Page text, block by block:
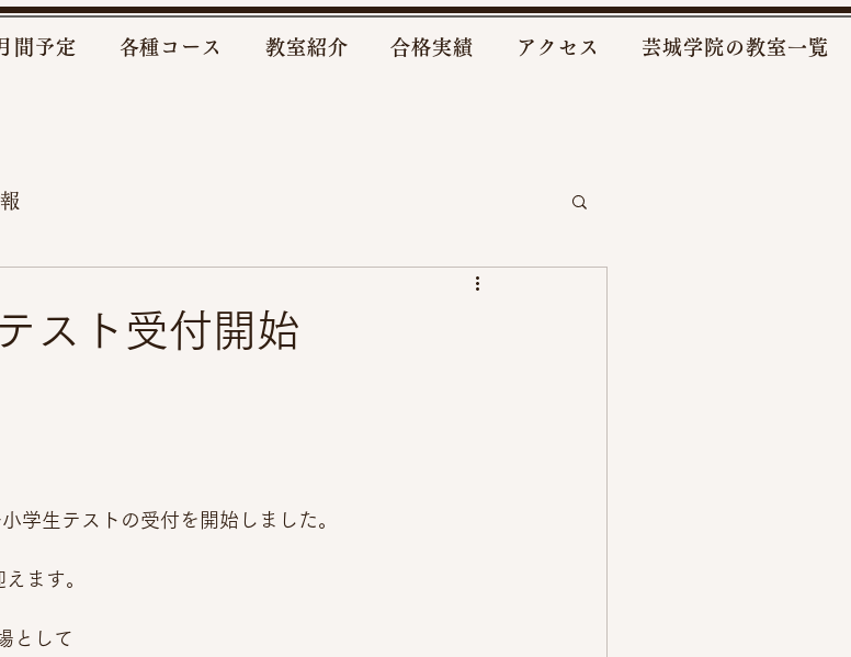
間予定 各種コース 教室紹介 合格実績 アクセス 芸城学院の教室一覧
スト受付開始
学生テストの受付を開始しました。
ます。
として